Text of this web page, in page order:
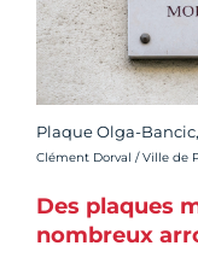
Plaque Olga-
Crédit photo :
Clément Dorval / Ville de
Des plaques
nombreux